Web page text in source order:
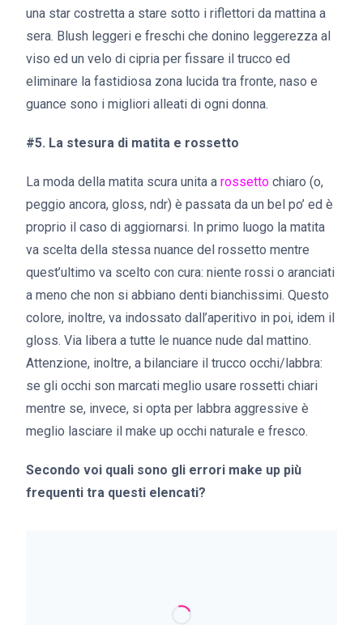
una star costretta a stare sotto i riflettori da mattina a
sera. Blush leggeri e freschi che donino leggerezza al
viso ed un velo di cipria per fissare il trucco ed
eliminare la fastidiosa zona lucida tra fronte, naso e
guance sono i migliori alleati di ogni donna.
#5. La stesura di matita e rossetto
La moda della matita scura unita a rossetto chiaro (o,
peggio ancora, gloss, ndr) è passata da un bel po’ ed è
proprio il caso di aggiornarsi. In primo luogo la matita
va scelta della stessa nuance del rossetto mentre
quest’ultimo va scelto con cura: niente rossi o aranciati
a meno che non si abbiano denti bianchissimi. Questo
colore, inoltre, va indossato dall’aperitivo in poi, idem il
gloss. Via libera a tutte le nuance nude dal mattino.
Attenzione, inoltre, a bilanciare il trucco occhi/labbra:
se gli occhi son marcati meglio usare rossetti chiari
mentre se, invece, si opta per labbra aggressive è
meglio lasciare il make up occhi naturale e fresco.
Secondo voi quali sono gli errori make up più
frequenti tra questi elencati?